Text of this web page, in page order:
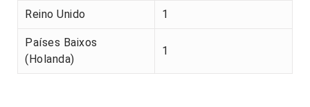
Reino Unido 1
Países Baixos
(Holanda)
1